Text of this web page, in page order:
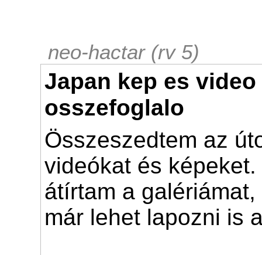
neo-hactar (rv 5)
Japan kep es video
osszefoglalo
Összeszedtem az
videókat és
átírtam a
már lehet lapozni is